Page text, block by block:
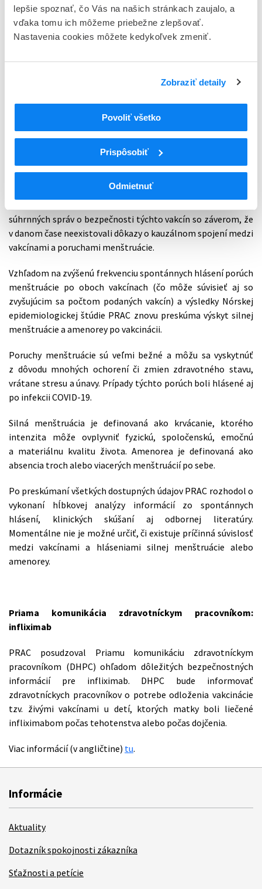
lepšie spoznať, čo Vás na našich stránkach zaujalo, a
vďaka tomu ich môžeme priebežne zlepšovať.
Nastavenia cookies môžete kedykoľvek zmeniť.
Zobraziť detaily
Povoliť všetko
Prispôsobiť
Odmietnuť
minimalizáciu rizík lieku Xeljanz. Po doplnení ďalších
výsledkov tejto štúdie boli v roku 2021 aktualizované Súhrn
charakteristických vlastností lieku a Písomná informácia pre
Preskúmanie porúch menštruácie po mRNA vakcínach na
prevenciu ochorenia COVID-19
PRAC posudzuje hlásené prípady silného menštruačného
krvácania a vynechania menštruácie (amenorea) po očkovaní
vakcínami Comirnaty a Spikevax. Výbor v minulosti
súhrnných správ o bezpečnosti týchto vakcín so záverom, že
v danom čase neexistovali dôkazy o kauzálnom spojení medzi
vakcínami a poruchami menštruácie.
Vzhľadom na zvýšenú frekvenciu spontánnych hlásení porúch
menštruácie po oboch vakcínach (čo môže súvisieť aj so
zvyšujúcim sa počtom podaných vakcín) a výsledky Nórskej
epidemiologickej štúdie PRAC znovu preskúma výskyt silnej
menštruácie a amenorey po vakcinácii.
Poruchy menštruácie sú veľmi bežné a môžu sa vyskytnúť
z dôvodu mnohých ochorení či zmien zdravotného stavu,
vrátane stresu a únavy. Prípady týchto porúch boli hlásené aj
po infekcii COVID-19.
Silná menštruácia je definovaná ako krvácanie, ktorého
intenzita môže ovplyvniť fyzickú, spoločenskú, emočnú
a materiálnu kvalitu života. Amenorea je definovaná ako
absencia troch alebo viacerých menštruácií po sebe.
Po preskúmaní všetkých dostupných údajov PRAC rozhodol o
vykonaní hĺbkovej analýzy informácií zo spontánnych
hlásení, klinických skúšaní aj odbornej literatúry.
Momentálne nie je možné určiť, či existuje príčinná súvislosť
medzi vakcínami a hláseniami silnej menštruácie alebo
amenorey.
Priama komunikácia zdravotníckym pracovníkom:
infliximab
PRAC posudzoval Priamu komunikáciu zdravotníckym
pracovníkom (DHPC) ohľadom dôležitých bezpečnostných
informácií pre infliximab. DHPC bude informovať
zdravotníckych pracovníkov o potrebe odloženia vakcinácie
tzv. živými vakcínami u detí, ktorých matky boli liečené
infliximabom počas tehotenstva alebo počas dojčenia.
Viac informácií (v angličtine) tu.
Informácie
Aktuality
Dotazník spokojnosti zákazníka
Sťažnosti a petície